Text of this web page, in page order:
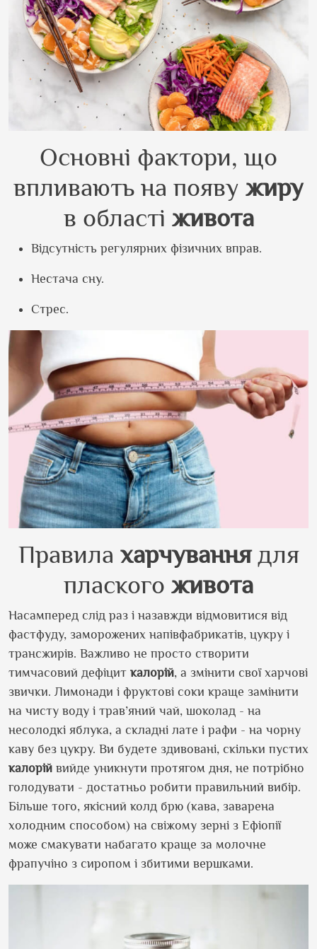
Основні фактори, що
впливають на появу жиру
в області живота
Відсутність регулярних фізичних вправ.
Нестача сну.
Стрес.
Правила харчуваннядля
плаского живота
Насамперед слід раз і назавжди відмовитися від
фастфуду, заморожених напівфабрикатів, цукру і
трансжирів. Важливо не просто створити
тимчасовий дефіцит калорій, а змінити свої харчові
звички. Лимонади і фруктові соки краще замінити
на чисту воду і трав’яний чай, шоколад - на
несолодкі яблука, а складні лате і рафи - на чорну
каву без цукру. Ви будете здивовані, скільки пустих
калорій вийде уникнути протягом дня, не потрібно
голодувати - достатньо робити правильний вибір.
Більше того, якісний колд брю (кава, заварена
холодним способом) на свіжому зерні з Ефіопії
може смакувати набагато краще за молочне
фрапучіно з сиропом і збитими вершками.